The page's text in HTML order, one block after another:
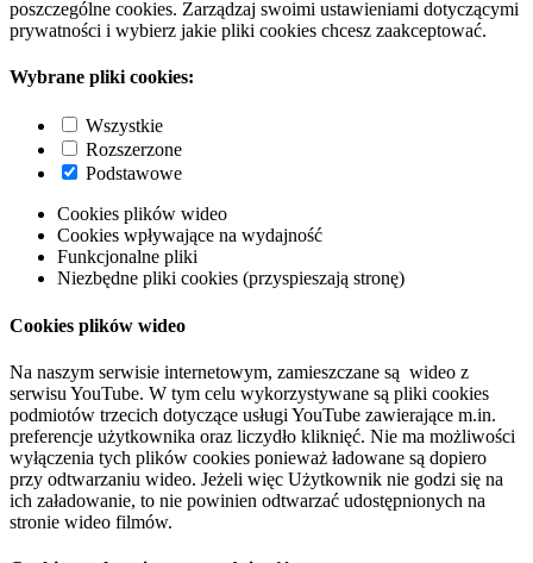
poszczególne cookies. Zarządzaj swoimi ustawieniami dotyczącymi
prywatności i wybierz jakie pliki cookies chcesz zaakceptować.
Wybrane pliki cookies:
Wszystkie
Rozszerzone
Podstawowe
Cookies plików wideo
Cookies wpływające na wydajność
Funkcjonalne pliki
Niezbędne pliki cookies (przyspieszają stronę)
Cookies plików wideo
Na naszym serwisie internetowym, zamieszczane są wideo z
serwisu YouTube. W tym celu wykorzystywane są pliki cookies
podmiotów trzecich dotyczące usługi YouTube zawierające m.in.
preferencje użytkownika oraz liczydło kliknięć. Nie ma możliwości
wyłączenia tych plików cookies ponieważ ładowane są dopiero
przy odtwarzaniu wideo. Jeżeli więc Użytkownik nie godzi się na
ich załadowanie, to nie powinien odtwarzać udostępnionych na
stronie wideo filmów.